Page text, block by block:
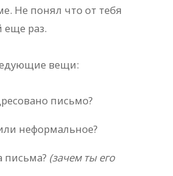
Не понял что от тебя
еще раз.
вещи:
письмо?
неформальное?
письма? (зачем ты его